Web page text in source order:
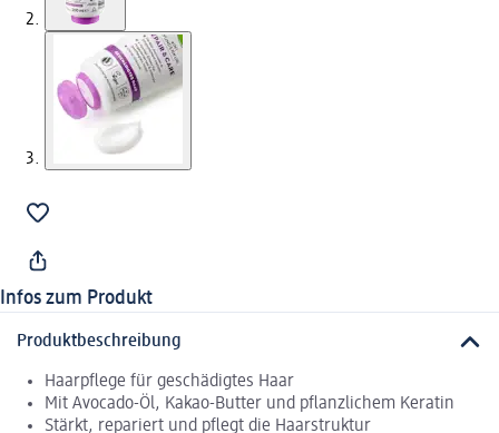
Infos zum Produkt
Produktbeschreibung
Haarpflege für geschädigtes Haar
Mit Avocado-Öl, Kakao-Butter und pflanzlichem Keratin
Stärkt, repariert und pflegt die Haarstruktur